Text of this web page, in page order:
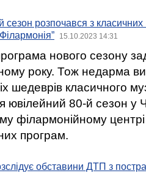
сезон розпочався з
15.10.2023 14:31
нового сезону
року. Тож недарма
шедеврів класичного
ювілейний 80-й сезон у
філармонійному
програм.
обставини ДТП з